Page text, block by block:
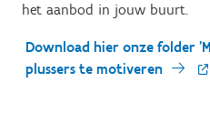
het aanbod in jouw buurt.
Download hier onze folder
plussers te motiveren